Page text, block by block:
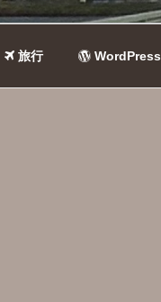
旅行 WordPress